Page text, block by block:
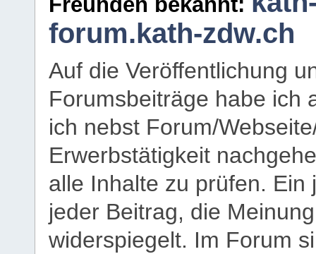
forum.kath-zdw.ch
Auf die Veröffentlichung
Forumsbeiträge habe ich
ich nebst Forum/
Erwerbstätigkeit
alle Inhalte zu prüfen.
jeder Beitrag, die
widerspiegelt. Im Forum